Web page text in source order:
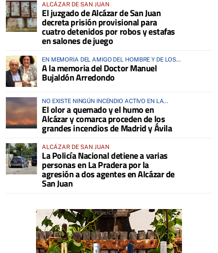
ALCÁZAR DE SAN JUAN
El juzgado de Alcázar de San Juan
decreta prisión provisional para
cuatro detenidos por robos y estafas
en salones de juego
EN MEMORIA DEL AMIGO DEL HOMBRE Y DE LOS
ANIMALES
A la memoria del Doctor Manuel
Bujaldón Arredondo
NO EXISTE NINGÚN INCENDIO ACTIVO EN LA
COMARCA
El olor a quemado y el humo en
Alcázar y comarca proceden de los
grandes incendios de Madrid y Ávila
ALCÁZAR DE SAN JUAN
La Policía Nacional detiene a varias
personas en La Pradera por la
agresión a dos agentes en Alcázar de
San Juan